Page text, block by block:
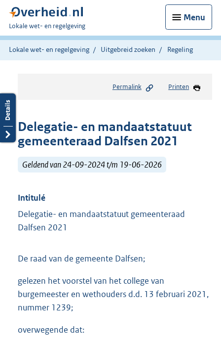
Menu
U
bent
hier:
Lokale wet- en regelgeving
Lokale wet- en regelgeving Uitgebreid zoeken Regeling
Permalink Printen
Delegatie- en mandaatstatuut
gemeenteraad Dalfsen 2021
Geldend van 24-09-2024 t/m 19-06-2026
Intitulé
Delegatie- en mandaatstatuut gemeenteraad
Dalfsen 2021
De raad van de gemeente Dalfsen;
gelezen het voorstel van het college van
burgemeester en wethouders d.d. 13 februari 2021,
nummer 1239;
overwegende dat: